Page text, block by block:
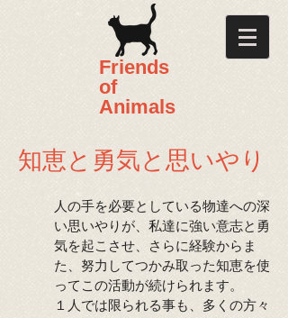
​​Friends
of
Animals
知恵と勇気と思いやり
人の手を必要としている物達への深
い思いやりが、私達に強い意志と勇
気を起こさせ、さらに経験からま
た、努力してつかみ取った知恵を使
ってこの活動が続けられます。
１人では限られる事も、多くの方々